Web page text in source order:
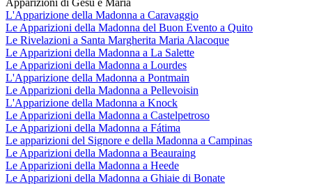
L'Apparizione della Madonna a Caravaggio
Le Apparizioni della Madonna del Buon Evento a Quito
Le Rivelazioni a Santa Margherita Maria Alacoque
Le Apparizioni della Madonna a La Salette
Le Apparizioni della Madonna a Lourdes
L'Apparizione della Madonna a Pontmain
Le Apparizioni della Madonna a Pellevoisin
L'Apparizione della Madonna a Knock
Le Apparizioni della Madonna a Castelpetroso
Le Apparizioni della Madonna a Fátima
Le apparizioni del Signore e della Madonna a Campinas
Le Apparizioni della Madonna a Beauraing
Le Apparizioni della Madonna a Heede
Le Apparizioni della Madonna a Ghiaie di Bonate